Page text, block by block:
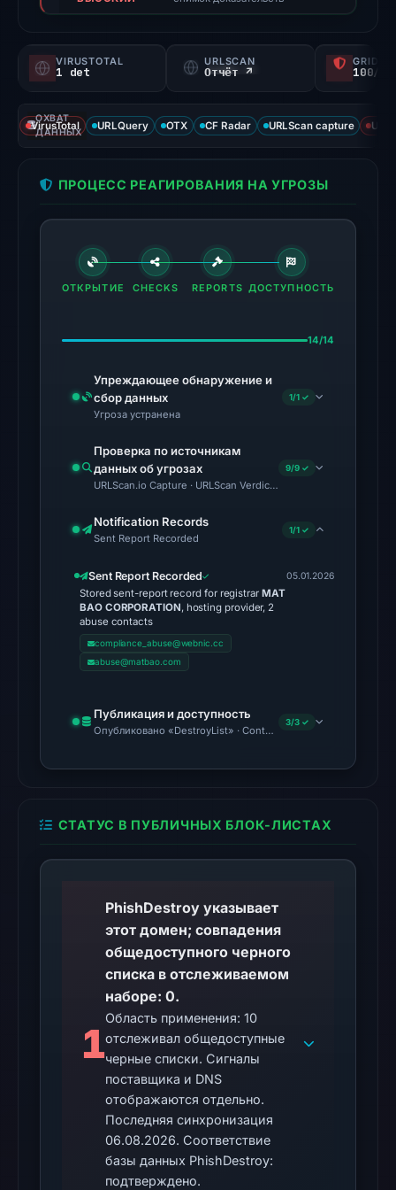
probability).
signals:
1
VirusTotal
the
domain
25,
at
02:32
No
conclusive
timestamped
HTTP
is
available;
reachability
is
Other
No
blocklist
were
in
the
snapshot
from
Aug
6,
2026
at
10:20
UTC.
Google
Safe
VIRUSTOTAL
1 det
URLSCAN
Отчёт ↗ 100/
ОХВАТ
ДАННЫХ
VirusTotal URLQuery OTX CF Radar URLScan capture
ПРОЦЕСС РЕАГИРОВАНИЯ НА УГРОЗЫ
ОТКРЫТИЕ CHECKS REPORTS ДОСТУПНОСТЬ
14/14
Упреждающее обнаружение и
сбор данных
Угроза устранена
1/1 ✓
Проверка по источникам
данных об угрозах
URLScan.io Capture · URLScan Verdict · Cloudflare Radar
9/9 ✓
Notification Records
Sent Report Recorded
1/1 ✓
Sent Report Recorded
Stored sent-report record for registrar MAT
BAO CORPORATION, hosting provider, 2
abuse contacts
compliance_abuse@webnic.cc
abuse@matbao.com
05.01.2026
Публикация и доступность
Опубликовано «DestroyList» · Content Observed Unavailable
3/3 ✓
СТАТУС В ПУБЛИЧНЫХ БЛОК-ЛИСТАХ
1
PhishDestroy указывает
этот домен; совпадения
общедоступного черного
списка в отслеживаемом
наборе: 0.
Область применения: 10
отслеживал общедоступные
черные списки. Сигналы
поставщика и DNS
отображаются отдельно.
Последняя синхронизация
06.08.2026. Соответствие
базы данных PhishDestroy:
подтверждено.